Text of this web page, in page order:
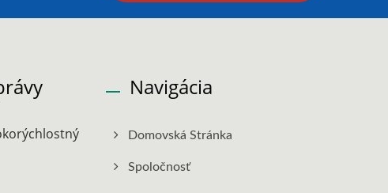
Navigácia
Domovská Stránka
Spoločnosť